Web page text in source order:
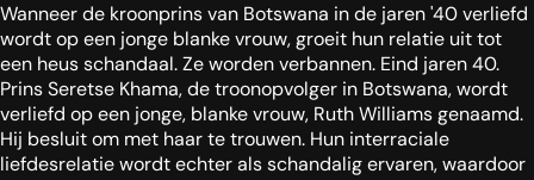
Wanneer de kroonprins van Botswana in de jaren '40 verliefd
wordt op een jonge blanke vrouw, groeit hun relatie uit tot
een heus schandaal. Ze worden verbannen. Eind jaren 40.
Prins Seretse Khama, de troonopvolger in Botswana, wordt
verliefd op een jonge, blanke vrouw, Ruth Williams genaamd.
Hij besluit om met haar te trouwen. Hun interraciale
liefdesrelatie wordt echter als schandalig ervaren, waardoor